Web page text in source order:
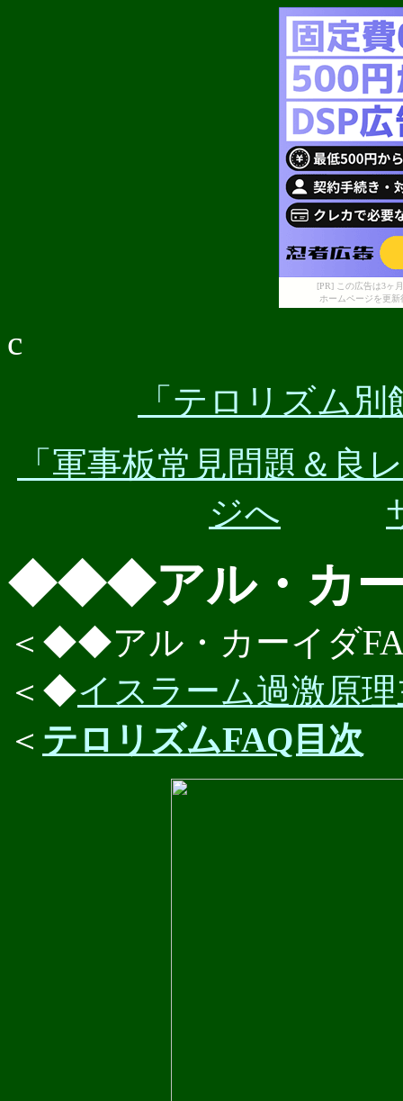
[PR] この広告は3ヶ
ホームページを更
c
「テロリズム
「軍事板常見問題＆良
ジへ
◆◆◆アル・カー
＜◆◆アル・カーイダ
＜◆イスラーム過激原
＜ テロリズムFAQ目次